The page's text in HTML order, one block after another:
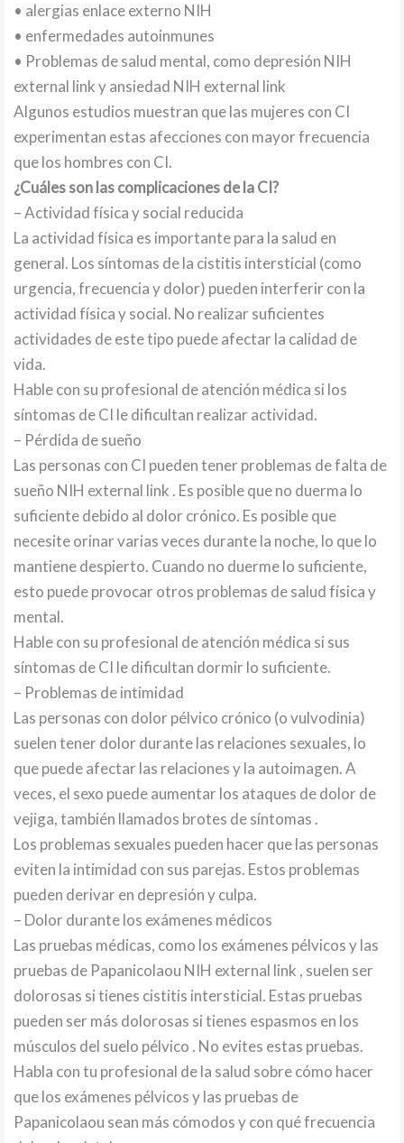
• alergias enlace externo NIH
• enfermedades autoinmunes
• Problemas de salud mental, como depresión NIH
external link y ansiedad NIH external link
Algunos estudios muestran que las mujeres con CI
experimentan estas afecciones con mayor frecuencia
que los hombres con CI.
¿Cuáles son las complicaciones de la CI?
– Actividad física y social reducida
La actividad física es importante para la salud en
general. Los síntomas de la cistitis intersticial (como
urgencia, frecuencia y dolor) pueden interferir con la
actividad física y social. No realizar suficientes
actividades de este tipo puede afectar la calidad de
vida.
Hable con su profesional de atención médica si los
síntomas de CI le dificultan realizar actividad.
– Pérdida de sueño
Las personas con CI pueden tener problemas de falta de
sueño NIH external link . Es posible que no duerma lo
suficiente debido al dolor crónico. Es posible que
necesite orinar varias veces durante la noche, lo que lo
mantiene despierto. Cuando no duerme lo suficiente,
esto puede provocar otros problemas de salud física y
mental.
Hable con su profesional de atención médica si sus
síntomas de CI le dificultan dormir lo suficiente.
– Problemas de intimidad
Las personas con dolor pélvico crónico (o vulvodinia)
suelen tener dolor durante las relaciones sexuales, lo
que puede afectar las relaciones y la autoimagen. A
veces, el sexo puede aumentar los ataques de dolor de
vejiga, también llamados brotes de síntomas .
Los problemas sexuales pueden hacer que las personas
eviten la intimidad con sus parejas. Estos problemas
pueden derivar en depresión y culpa.
– Dolor durante los exámenes médicos
Las pruebas médicas, como los exámenes pélvicos y las
pruebas de Papanicolaou NIH external link , suelen ser
dolorosas si tienes cistitis intersticial. Estas pruebas
pueden ser más dolorosas si tienes espasmos en los
músculos del suelo pélvico . No evites estas pruebas.
Habla con tu profesional de la salud sobre cómo hacer
que los exámenes pélvicos y las pruebas de
Papanicolaou sean más cómodos y con qué frecuencia